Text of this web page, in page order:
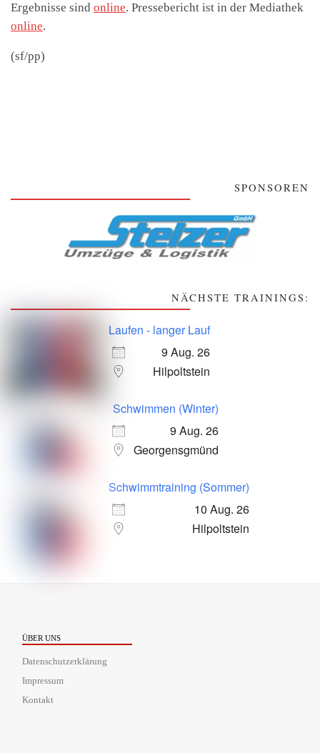
Ergebnisse sind online. Pressebericht ist in der Mediathek
online.
(sf/pp)
SPONSOREN
NÄCHSTE TRAININGS:
Laufen - langer Lauf
9 Aug. 26
Hilpoltstein
Schwimmen (Winter)
9 Aug. 26
Georgensgmünd
Schwimmtraining (Sommer)
10 Aug. 26
Hilpoltstein
ÜBER UNS
Datenschutzerklärung
Impressum
Kontakt